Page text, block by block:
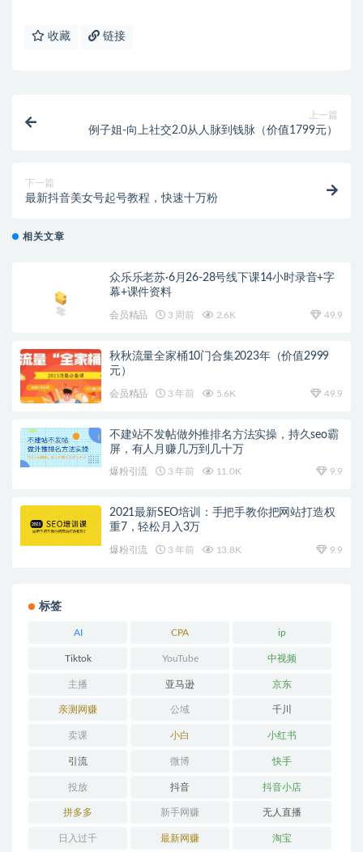
收藏 链接
上一篇
例子姐-向上社交2.0从人脉到钱脉（价值1799元）
下一篇
最新抖音美女号起号教程，快速十万粉
相关文章
众乐乐老苏·6月26-28号线下课14小时录音+字
幕+课件资料
会员精品 3 周前 2.6K 49.9
秋秋流量全家桶10门合集2023年（价值2999
元）
会员精品 3 年前 5.6K 49.9
不建站不发帖做外推排名方法实操，持久seo霸
屏，有人月赚几万到几十万
爆粉引流 3 年前 11.0K 9.9
2021最新SEO培训：手把手教你把网站打造权
重7，轻松月入3万
爆粉引流 3 年前 13.8K 9.9
标签
AI CPA ip
Tiktok YouTube 中视频
主播 亚马逊 京东
亲测网赚 公域 千川
卖课 小白 小红书
引流 微博 快手
投放 抖音 抖音小店
拼多多 新手网赚 无人直播
日入过千 最新网赚 淘宝